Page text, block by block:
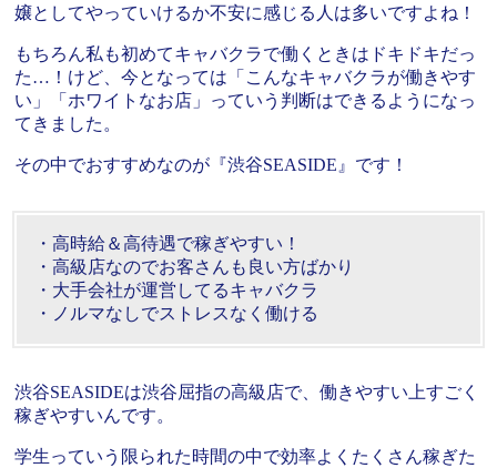
嬢としてやっていけるか不安に感じる人は多いですよね！
もちろん私も初めてキャバクラで働くときはドキドキだっ
た…！けど、今となっては「こんなキャバクラが働きやす
い」「ホワイトなお店」っていう判断はできるようになっ
てきました。
その中でおすすめなのが『渋谷SEASIDE』です！
・高時給＆高待遇で稼ぎやすい！
・高級店なのでお客さんも良い方ばかり
・大手会社が運営してるキャバクラ
・ノルマなしでストレスなく働ける
渋谷SEASIDEは渋谷屈指の高級店で、働きやすい上すごく
稼ぎやすいんです。
学生っていう限られた時間の中で効率よくたくさん稼ぎた